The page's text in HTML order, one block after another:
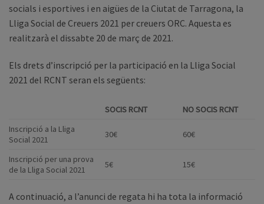
socials i esportives i en aigües de la Ciutat de Tarragona, la
Lliga Social de Creuers 2021 per creuers ORC. Aquesta es
realitzarà el dissabte 20 de març de 2021.
Els drets d’inscripció per la participació en la Lliga Social
2021 del RCNT seran els següents:
SOCIS RCNT
NO SOCIS RCNT
Inscripció a la Lliga
Social 2021
30€ 60€
Inscripció per una prova
de la Lliga Social 2021
5€ 15€
A continuació, a l’anunci de regata hi ha tota la informació